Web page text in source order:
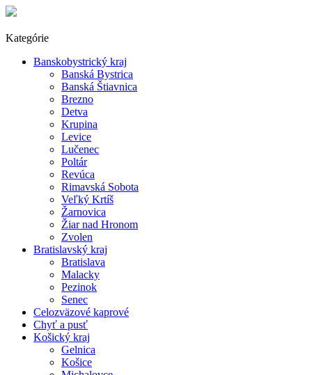
Kategórie
Banskobystrický kraj
Banská Bystrica
Banská Štiavnica
Brezno
Detva
Krupina
Levice
Lučenec
Poltár
Revúca
Rimavská Sobota
Veľký Krtíš
Žarnovica
Žiar nad Hronom
Zvolen
Bratislavský kraj
Bratislava
Malacky
Pezinok
Senec
Celozväzové kaprové
Chyť a pusť
Košický kraj
Gelnica
Košice